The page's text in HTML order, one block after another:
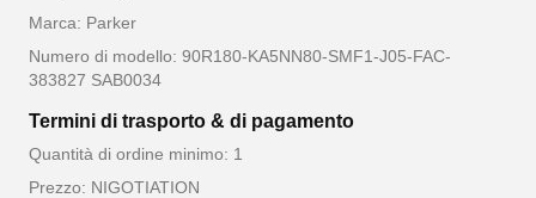
Marca: Parker
Numero di modello: 90R180-KA5NN80-SMF1-J05-FAC-
383827 SAB0034
Termini di trasporto & di pagamento
Quantità di ordine minimo: 1
Prezzo: NIGOTIATION